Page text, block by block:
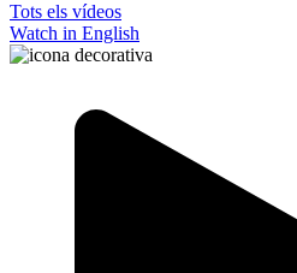
Tots els vídeos
Watch in English